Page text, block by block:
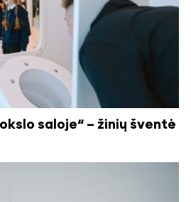
saloje“ – žinių šventė